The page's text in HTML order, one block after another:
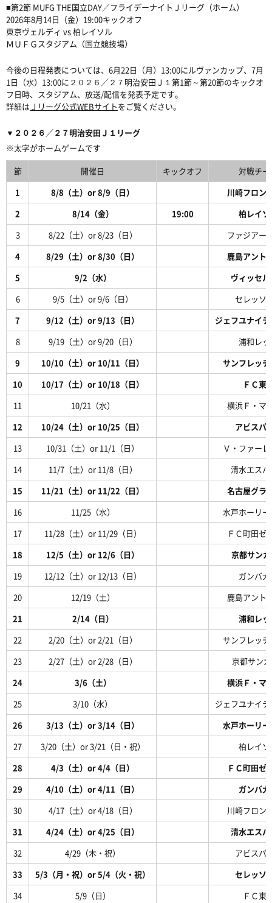
■第2節 MUFG THE国立DAY／フライデーナイトＪリーグ（ホーム）
2026年8月14日（金）19:00キックオフ
東京ヴェルディ vs 柏レイソル
ＭＵＦＧスタジアム（国立競技場）
今後の日程発表については、6月22日（月）13:00にルヴァンカップ、7月
1日（水）13:00に２０２６／２７明治安田Ｊ１第1節～第20節のキックオ
フ日時、スタジアム、放送/配信を発表予定です。
詳細は Ｊリーグ公式WEBサイトをご覧ください。
▼２０２６／２７明治安田Ｊ１リーグ
※太字がホームゲームです
節
開催日 キックオフ
対戦チ
1
8/8（土）or 8/9（日）
川崎フロン
2
8/14（金） 19:00
柏レイ
3
8/22（土）or 8/23（日）
ファジアー
4
8/29（土）or 8/30（日）
鹿島アント
5
9/2（水）
ヴィッセ
6
9/5（土）or 9/6（日）
セレッソ
7
9/12（土）or 9/13（日）
ジェフユナイ
8
9/19（土）or 9/20（日）
浦和レ
9
10/10（土）or 10/11（日）
サンフレッ
10
10/17（土）or 10/18（日）
ＦＣ東
11
10/21（水）
横浜Ｆ・マ
12
10/24（土）or 10/25（日）
アビスパ
13
10/31（土）or 11/1（日）
Ｖ・ファー
14
11/7（土）or 11/8（日）
清水エス
15
11/21（土）or 11/22（日）
名古屋グラ
16
11/25（水）
水戸ホーリ
17
11/28（土）or 11/29（日）
ＦＣ町田ゼ
18
12/5（土）or 12/6（日）
京都サン
19
12/12（土）or 12/13（日）
ガンバ
20
12/19（土）
鹿島アント
21
2/14（日）
浦和レ
22
2/20（土）or 2/21（日）
サンフレッ
23
2/27（土）or 2/28（日）
京都サン
24
3/6（土）
横浜Ｆ・マ
25
3/10（水）
ジェフユナイ
26
3/13（土）or 3/14（日）
水戸ホーリ
27
3/20（土）or 3/21（日・祝）
柏レイ
28
4/3（土）or 4/4（日）
ＦＣ町田ゼ
29
4/10（土）or 4/11（日）
ガンバ
30
4/17（土）or 4/18（日）
川崎フロン
31
4/24（土）or 4/25（日）
清水エス
32
4/29（木・祝）
アビスパ
33
5/3（月・祝）or 5/4（火・祝）
セレッソ
34
5/9（日） ＦＣ東